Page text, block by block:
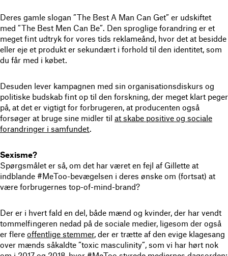
Deres gamle slogan ”The Best A Man Can Get” er udskiftet
med ”The Best Men Can Be”. Den sproglige forandring er et
meget fint udtryk for vores tids reklameånd, hvor det at besidde
eller eje et produkt er sekundært i forhold til den identitet, som
du får med i købet.
Desuden lever kampagnen med sin organisationsdiskurs og
politiske budskab fint op til den forskning, der meget klart peger
på, at det er vigtigt for forbrugeren, at producenten også
forsøger at bruge sine midler til at skabe positive og sociale
forandringer i samfundet.
Sexisme?
Spørgsmålet er så, om det har været en fejl af Gillette at
indblande #MeToo-bevægelsen i deres ønske om (fortsat) at
være forbrugernes top-of-mind-brand?
Der er i hvert fald en del, både mænd og kvinder, der har vendt
tommelfingeren nedad på de sociale medier, ligesom der også
er flere offentlige stemmer, der er trætte af den evige klagesang
over mænds såkaldte ”toxic masculinity”, som vi har hørt nok